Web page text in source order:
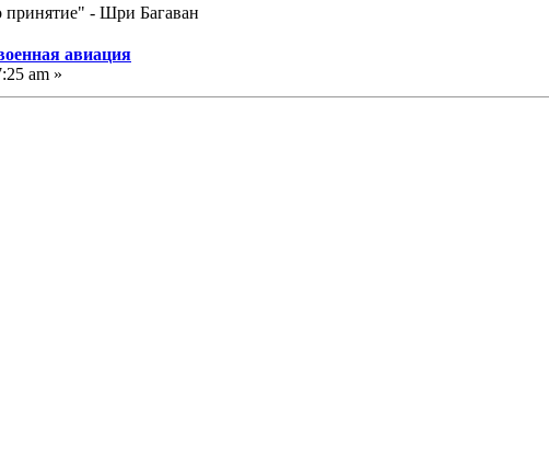
принятие" - Шри Багаван
авиация
am »